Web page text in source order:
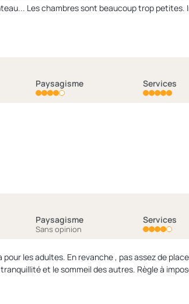
Les chambres sont beaucoup trop petites.
est un 140x190cm arrivés sur place, nous
Paysagisme Services
Paysagisme
Sans opinion
Services
les adultes. En revanche , pas assez de